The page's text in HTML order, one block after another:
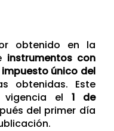
obtenido en la
instrumentos con
impuesto único del
obtenidas. Este
el 1 de
del primer día